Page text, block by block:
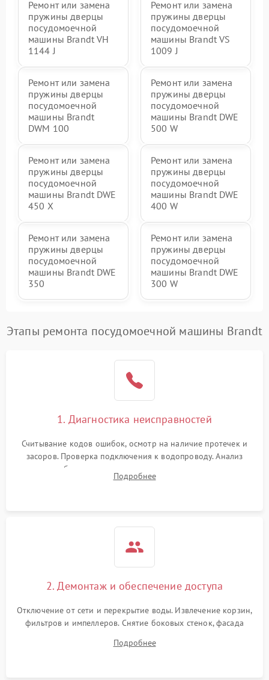
Ремонт или замена
пружины дверцы
посудомоечной
машины Brandt VH
1144 J
Ремонт или замена
пружины дверцы
посудомоечной
машины Brandt VS
1009 J
Ремонт или замена
пружины дверцы
посудомоечной
машины Brandt
DWM 100
Ремонт или замена
пружины дверцы
посудомоечной
машины Brandt DWE
500 W
Ремонт или замена
пружины дверцы
посудомоечной
машины Brandt DWE
450 X
Ремонт или замена
пружины дверцы
посудомоечной
машины Brandt DWE
400 W
Ремонт или замена
пружины дверцы
посудомоечной
машины Brandt DWE
350
Ремонт или замена
пружины дверцы
посудомоечной
машины Brandt DWE
300 W
Этапы ремонта посудомоечной машины Brandt
1. Диагностика неисправностей
Считывание кодов ошибок, осмотр на наличие протечек и
засоров. Проверка подключения к водопроводу. Анализ
жалоб на отсутствие слива, нагрева, вращения
разбрызгивателей или срабатывание системы защиты
Подробнее
2. Демонтаж и обеспечение доступа
Отключение от сети и перекрытие воды. Извлечение корзин,
фильтров и импеллеров. Снятие боковых стенок, фасада
циркуляционному насосу, ТЭНу и сливной помпе.
Подробнее